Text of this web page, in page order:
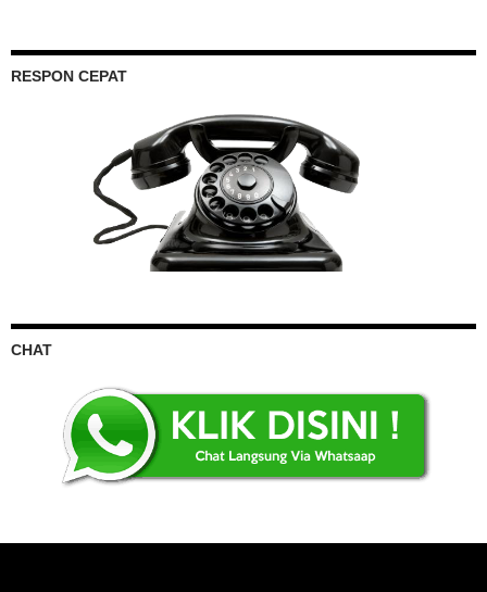
RESPON CEPAT
CHAT